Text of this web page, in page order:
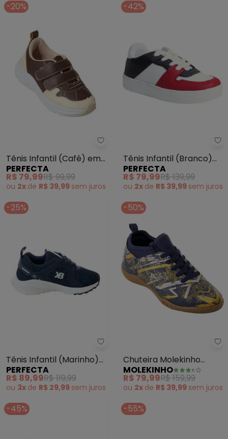
-20%
Perfecta - Tênis Infantil (Café)
Tênis Infantil (Café) em
Sintético
PERFECTA
R$ 79,99R$ 99,99
ou 2x de R$ 39,99 sem juros
-42%
Tênis Infantil (Branco)
em Sintético com Tecido
PERFECTA
R$ 79,99R$ 139,99
ou 2x de R$ 39,99 sem juros
-25%
Perfecta - Tênis Infantil
Tênis Infantil (Marinho)
em Tecido
PERFECTA
R$ 89,99R$ 119,99
ou 3x de R$ 29,99 sem juros
-50%
Chuteira Molekinho
(Marinho) em Sintético
MOLEKINHO
R$ 79,99R$ 159,99
ou 2x de R$ 39,99 sem juros
-45% -55%